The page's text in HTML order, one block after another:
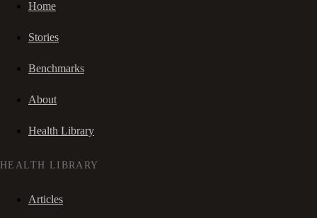
Home
Stories
Benchmarks
About
Health Library
HEALTH LIBRARY
Articles